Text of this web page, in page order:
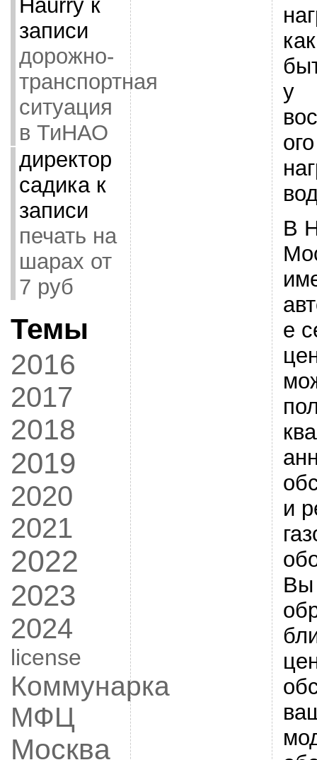
Haurryк
записи
дорожно-
транспортная
ситуация
в ТиНАО
директор
садикак
записи
печать на
шарах от
7 руб
Темы
2016
2017
2018
2019
2020
2021
2022
2023
2024
license
Коммунарка
МФЦ
Москва
у
ого
В
е
и
Вы